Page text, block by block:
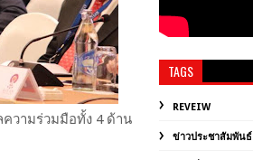
วามร่วมมือทั้ง 4 ด้าน
TAGS
REVEIW
ข่าวประชาสัมพันธ์